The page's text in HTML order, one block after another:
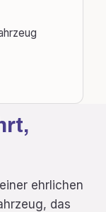
ehrlichen
das